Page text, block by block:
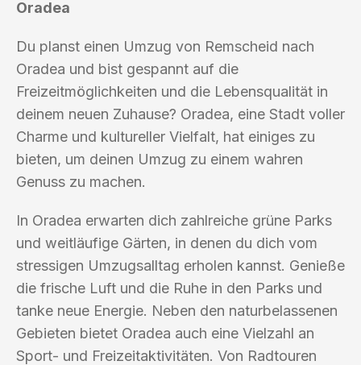
Oradea
Du planst einen Umzug von Remscheid nach
Oradea und bist gespannt auf die
Freizeitmöglichkeiten und die Lebensqualität in
deinem neuen Zuhause? Oradea, eine Stadt voller
Charme und kultureller Vielfalt, hat einiges zu
bieten, um deinen Umzug zu einem wahren
Genuss zu machen.
In Oradea erwarten dich zahlreiche grüne Parks
und weitläufige Gärten, in denen du dich vom
stressigen Umzugsalltag erholen kannst. Genieße
die frische Luft und die Ruhe in den Parks und
tanke neue Energie. Neben den naturbelassenen
Gebieten bietet Oradea auch eine Vielzahl an
Sport- und Freizeitaktivitäten. Von Radtouren